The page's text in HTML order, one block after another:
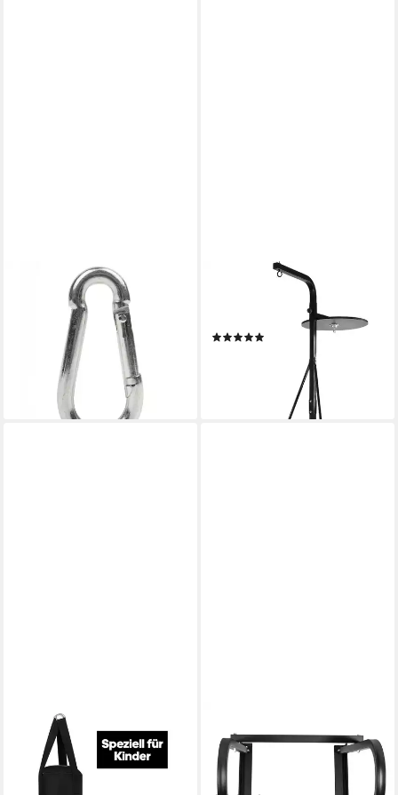
SPORT-THIEME
Boxsack Boxsack-Karabiner,
Zur Aufhängung des
Boxsackes an
Deckenbefestigung
lieferbar - in 3-4 Werktagen bei dir
Boxsack Boxstation 2in1 inkl.
Aufhängung (1-tlg)
lieferbar - in 3-4 Werktagen bei dir
ADIDAS PERFORMANCE
Boxsack Youth Boxing Kit
(Set, 2-tlg., mit
Boxhandschuhen (8oz)
Boxsack Punchingball
Aufhängung zur
Wandbefestigung (1-tlg)